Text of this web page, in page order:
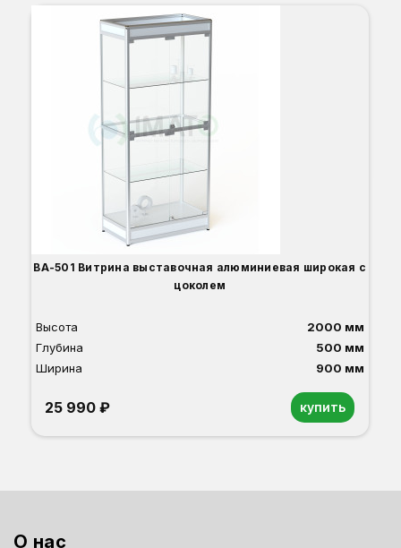
ВА-501 Витрина выставочная алюминиевая широкая с
цоколем
Высота
2000 мм
Глубина
500 мм
Ширина
900 мм
25 990 ₽ купить
О нас